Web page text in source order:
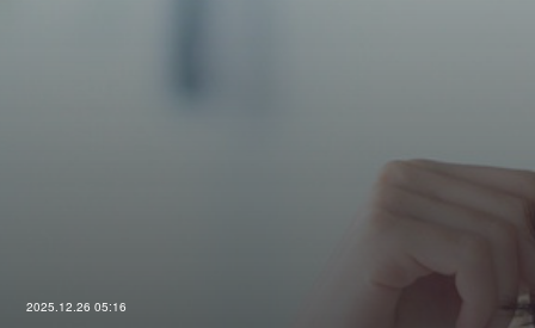
2025.12.26 05:16